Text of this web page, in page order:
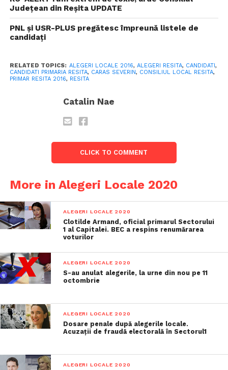
Județean din Reșita UPDATE
PNL și USR-PLUS pregătesc împreună listele de
candidați
RELATED TOPICS: ALEGERI LOCALE 2016, ALEGERI RESITA, CANDIDATI,
CANDIDATI PRIMARIA RESITA, CARAS SEVERIN, CONSILIUL LOCAL RESITA,
PRIMAR RESITA 2016, RESITA
Catalin Nae
CLICK TO COMMENT
More in Alegeri Locale 2020
ALEGERI LOCALE 2020
Clotilde Armand, oficial primarul Sectorului
1 al Capitalei. BEC a respins renumărarea
voturilor
ALEGERI LOCALE 2020
S-au anulat alegerile, la urne din nou pe 11
octombrie
ALEGERI LOCALE 2020
Dosare penale după alegerile locale.
Acuzații de fraudă electorală în Sectorul1
ALEGERI LOCALE 2020